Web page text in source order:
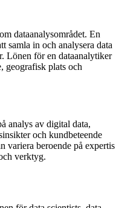
dataanalysområdet. En
samla in och analysera data
Lönen för en dataanalytiker
geografisk plats och
analys av digital data,
och kundbeteende
variera beroende på expertis
verktyg.